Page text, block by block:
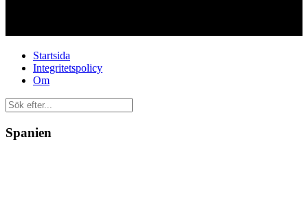
Startsida
Integritetspolicy
Om
Spanien